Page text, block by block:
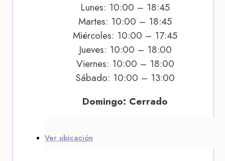
Lunes: 10:00 – 18:45
Martes: 10:00 – 18:45
Miércoles: 10:00 – 17:45
Jueves: 10:00 – 18:00
Viernes: 10:00 – 18:00
Sábado: 10:00 – 13:00
Domingo: Cerrado
Ver ubicación